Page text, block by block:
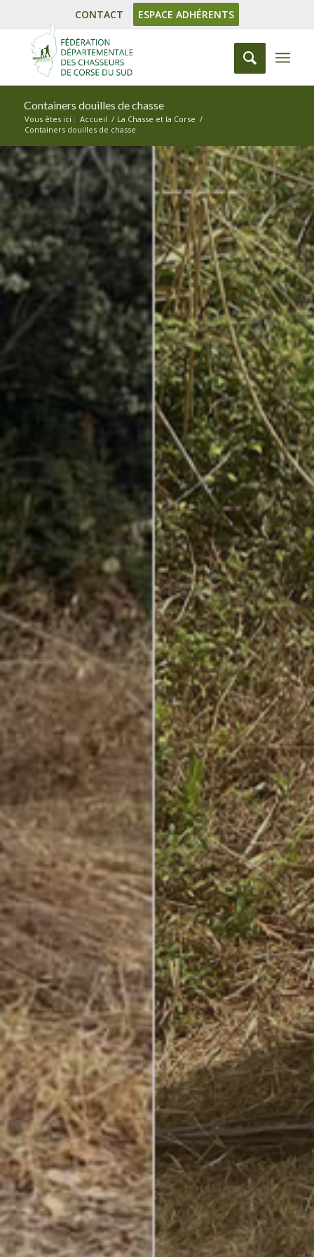
CONTACT ESPACE ADHÉRENTS
Containers douilles de chasse
Vous êtes ici : Accueil / La Chasse et la Corse /
Containers douilles de chasse